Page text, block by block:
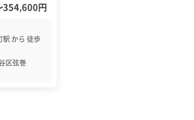
354,600円
駅 から 徒歩
区弦巻